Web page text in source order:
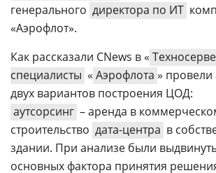
генерального директора по ИТ
«Аэрофлот».
Как рассказали CNews в « Техносерве
специалисты « Аэрофлота » провели
двух вариантов построения ЦОД:
аутсорсинг – аренда в
строительство дата-центра в
здании. При анализе были
основных фактора принятия